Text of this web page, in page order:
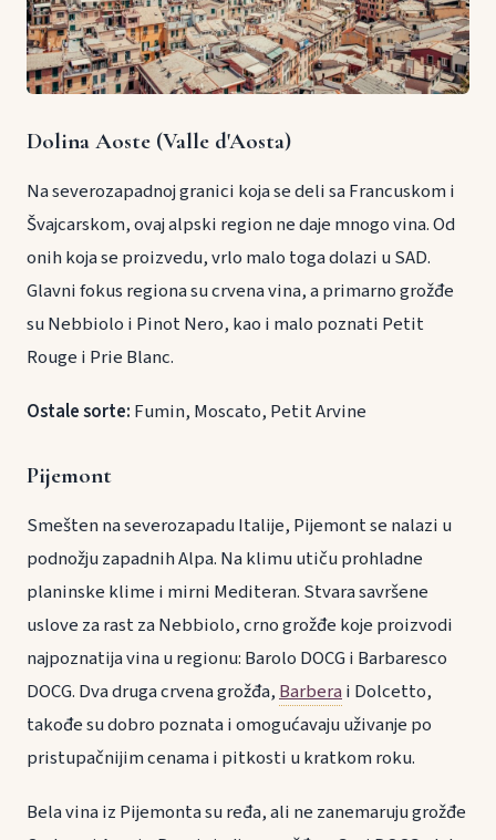
Dolina Aoste (Valle d'Aosta)
Na severozapadnoj granici koja se deli sa Francuskom i
Švajcarskom, ovaj alpski region ne daje mnogo vina. Od
onih koja se proizvedu, vrlo malo toga dolazi u SAD.
Glavni fokus regiona su crvena vina, a primarno grožđe
su Nebbiolo i Pinot Nero, kao i malo poznati Petit
Rouge i Prie Blanc.
Ostale sorte: Fumin, Moscato, Petit Arvine
Pijemont
Smešten na severozapadu Italije, Pijemont se nalazi u
podnožju zapadnih Alpa. Na klimu utiču prohladne
planinske klime i mirni Mediteran. Stvara savršene
uslove za rast za Nebbiolo, crno grožđe koje proizvodi
najpoznatija vina u regionu: Barolo DOCG i Barbaresco
DOCG. Dva druga crvena grožđa,Barberai Dolcetto,
takođe su dobro poznata i omogućavaju uživanje po
pristupačnijim cenama i pitkosti u kratkom roku.
Bela vina iz Pijemonta su ređa, ali ne zanemaruju grožđe